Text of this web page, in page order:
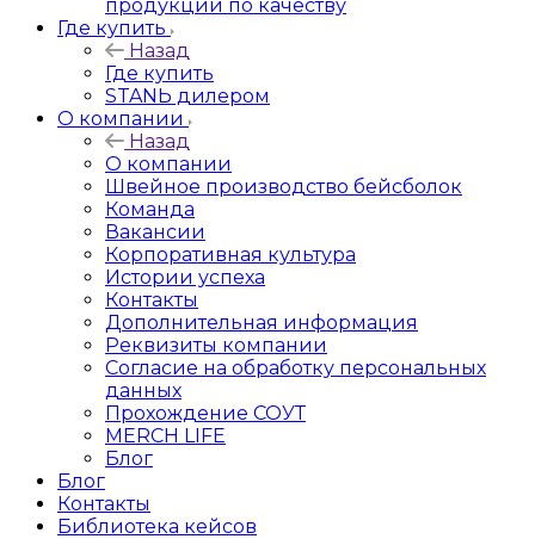
продукции по качеству
Где купить
Назад
Где купить
STANЬ дилером
О компании
Назад
О компании
Швейное производство бейсболок
Команда
Вакансии
Корпоративная культура
Истории успеха
Контакты
Дополнительная информация
Реквизиты компании
Согласие на обработку персональных
данных
Прохождение СОУТ
MERCH LIFE
Блог
Блог
Контакты
Библиотека кейсов